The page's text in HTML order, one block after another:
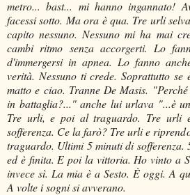
metro... bast... mi hanno ingannato!
facessi sotto. Ma ora è qua. Tre urli
capito nessuno. Nessuno mi ha mai
cambi ritmo senza accorgerti. Lo
d'immergersi in apnea. Lo fanno
verità. Nessuno ti crede. Soprattutto
matto e ciao. Tranne De Masis.
in battaglia?..." anche lui urlava "...è
Tre urli, e poi al traguardo. Tre urli
sofferenza. Ce la farò? Tre urli e
traguardo. Ultimi 5 minuti di
ed è finita. E poi la vittoria. Ho vinto a
invece sì. La mia è a Sesto. È oggi. A
A volte i sogni si avverano.